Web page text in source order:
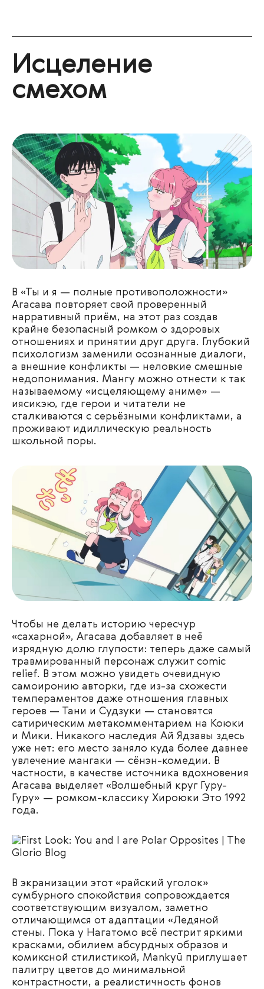
Исцеление
смехом
В «Ты и я — полные противоположности»
Агасава повторяет свой проверенный
нарративный приём, на этот раз создав
крайне безопасный ромком о здоровых
отношениях и принятии друг друга. Глубокий
психологизм заменили осознанные диалоги,
а внешние конфликты — неловкие смешные
недопонимания. Мангу можно отнести к так
называемому «исцеляющему аниме» —
иясикэю, где герои и читатели не
сталкиваются с серьёзными конфликтами, а
проживают идиллическую реальность
школьной поры.
Чтобы не делать историю чересчур
«сахарной», Агасава добавляет в неё
изрядную долю глупости: теперь даже самый
травмированный персонаж служит comic
relief. В этом можно увидеть очевидную
самоиронию авторки, где из-за схожести
темпераментов даже отношения главных
героев — Тани и Судзуки — становятся
сатирическим метакомментарием на Коюки
и Мики. Никакого наследия Ай Ядзавы здесь
уже нет: его место заняло куда более давнее
увлечение мангаки — сёнэн-комедии. В
частности, в качестве источника вдохновения
Агасава выделяет «Волшебный круг Гуру-
Гуру» — ромком-классику Хироюки Это 1992
года.
В экранизации этот «райский уголок»
сумбурного спокойствия сопровождается
соответствующим визуалом, заметно
отличающимся от адаптации «Ледяной
стены. Пока у Нагатомо всё пестрит яркими
красками, обилием абсурдных образов и
комиксной стилистикой, Mankyū приглушает
палитру цветов до минимальной
контрастности, а реалистичность фонов